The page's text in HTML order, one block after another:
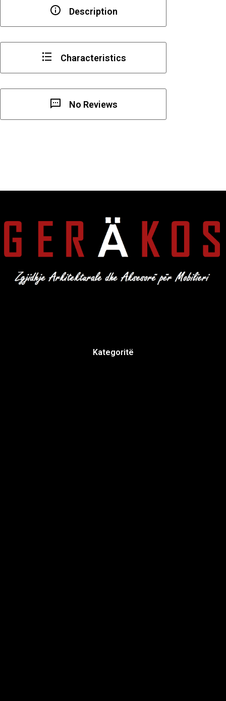
Description
Characteristics
No Reviews
Kategoritë